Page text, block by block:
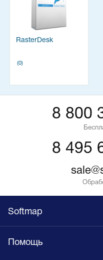
RasterDesk
(0)
8 800
8 495
Softmap
Помощь